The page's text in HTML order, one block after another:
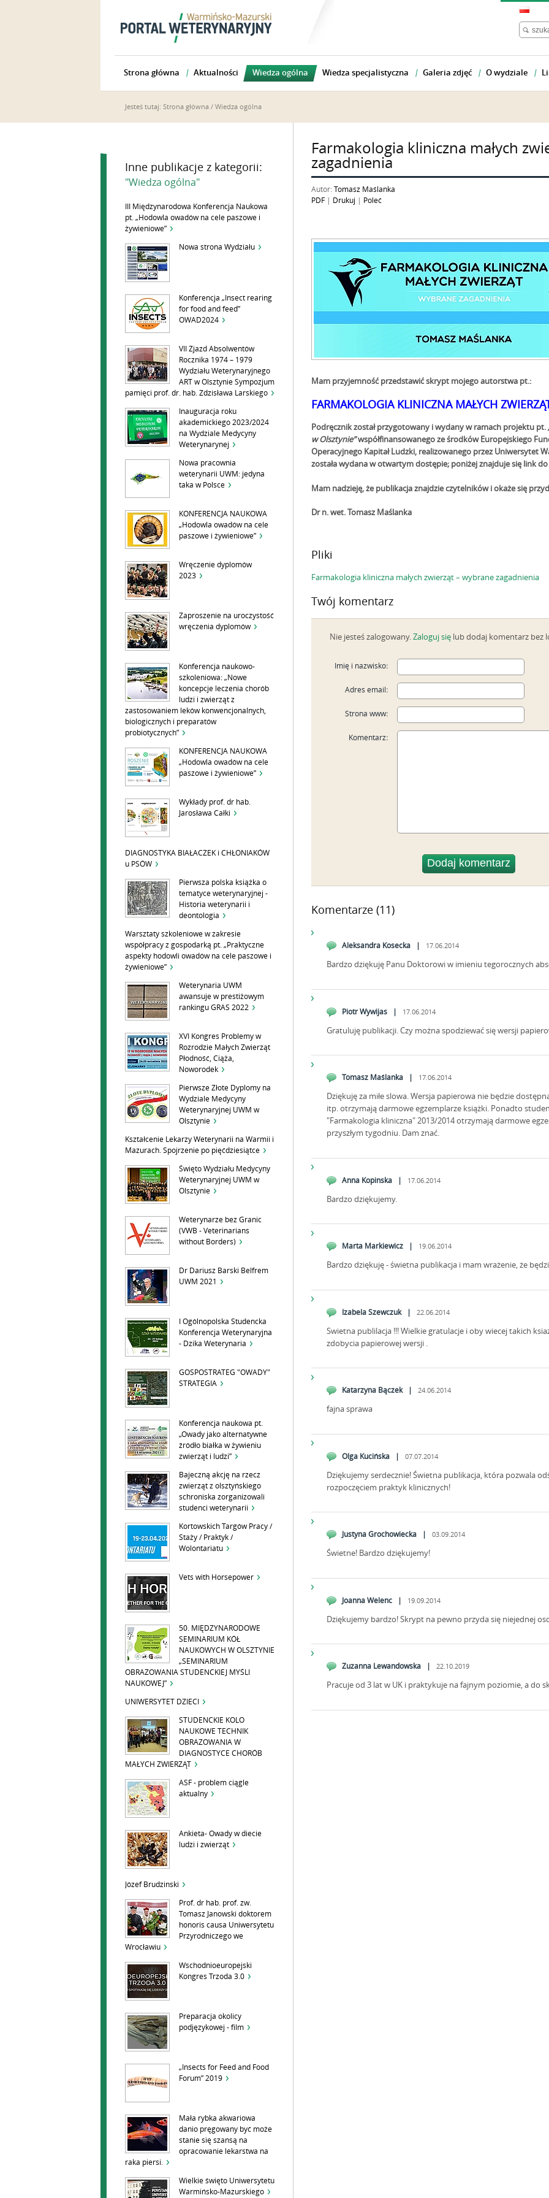
Strona główna Aktualności Wiedza ogólna Wiedza specjalistyczna Galeria zdjęć O wydziale
Jesteś tutaj: Strona główna / Wiedza ogólna
Inne publikacje z kategorii:
"Wiedza ogólna"
III Międzynarodowa Konferencja Naukowa
pt. „Hodowla owadów na cele paszowe i
żywieniowe”
Nowa strona Wydziału
Konferencja „Insect rearing
for food and feed”
OWAD2024
VII Zjazd Absolwentów
Rocznika 1974 – 1979
Wydziału Weterynaryjnego
ART w Olsztynie Sympozjum
pamięci prof. dr. hab. Zdzisława Larskiego
Inauguracja roku
akademickiego 2023/2024
na Wydziale Medycyny
Weterynarynej
Nowa pracownia
weterynarii UWM: jedyna
taka w Polsce
KONFERENCJA NAUKOWA
„Hodowla owadów na cele
paszowe i żywieniowe”
Wręczenie dyplomów
2023
Zaproszenie na uroczystość
wręczenia dyplomów
Konferencja naukowo-
szkoleniowa: „Nowe
koncepcje leczenia chorób
ludzi i zwierząt z
zastosowaniem leków konwencjonalnych,
biologicznych i preparatów
probiotycznych”
KONFERENCJA NAUKOWA
„Hodowla owadów na cele
paszowe i żywieniowe”
Wykłady prof. dr hab.
Jarosława Całki
DIAGNOSTYKA BIAŁACZEK i CHŁONIAKÓW
u PSÓW
Pierwsza polska książka o
tematyce weterynaryjnej -
Historia weterynarii i
deontologia
Warsztaty szkoleniowe w zakresie
współpracy z gospodarką pt. „Praktyczne
aspekty hodowli owadów na cele paszowe i
żywieniowe”
Weterynaria UWM
awansuje w prestiżowym
rankingu GRAS 2022
XVI Kongres Problemy w
Rozrodzie Małych Zwierząt
Płodność, Ciąża,
Noworodek
Pierwsze Złote Dyplomy na
Wydziale Medycyny
Weterynaryjnej UWM w
Olsztynie
Kształcenie Lekarzy Weterynarii na Warmii i
Mazurach. Spojrzenie po pięćdziesiątce
Święto Wydziału Medycyny
Weterynaryjnej UWM w
Olsztynie
Weterynarze bez Granic
(VWB - Veterinarians
without Borders)
Dr Dariusz Barski Belfrem
UWM 2021
I Ogólnopolska Studencka
Konferencja Weterynaryjna
- Dzika Weterynaria
GOSPOSTRATEG "OWADY"
STRATEGIA
Konferencja naukowa pt.
„Owady jako alternatywne
źródło białka w żywieniu
zwierząt i ludzi”
Bajeczną akcję na rzecz
zwierząt z olsztyńskiego
schroniska zorganizowali
studenci weterynarii
Kortowskich Targów Pracy /
Staży / Praktyk /
Wolontariatu
Vets with Horsepower
50. MIĘDZYNARODOWE
SEMINARIUM KÓŁ
NAUKOWYCH W OLSZTYNIE
„SEMINARIUM
OBRAZOWANIA STUDENCKIEJ MYŚLI
NAUKOWEJ”
UNIWERSYTET DZIECI
STUDENCKIE KOLO
NAUKOWE TECHNIK
OBRAZOWANIA W
DIAGNOSTYCE CHORÓB
MAŁYCH ZWIERZĄT
ASF - problem ciągle
aktualny
Ankieta- Owady w diecie
ludzi i zwierząt
Józef Brudzinski
Prof. dr hab. prof. zw.
Tomasz Janowski doktorem
honoris causa Uniwersytetu
Przyrodniczego we
Wrocławiu
Wschodnioeuropejski
Kongres Trzoda 3.0
Preparacja okolicy
podjęzykowej - film
„Insects for Feed and Food
Forum” 2019
Mała rybka akwariowa
danio pręgowany być może
stanie się szansą na
opracowanie lekarstwa na
raka piersi.
Wielkie święto Uniwersytetu
Warmińsko-Mazurskiego
Farmakologia kliniczna małych
zagadnienia
Autor: Tomasz Maślanka
PDF
Drukuj Poleć
Mam przyjemność przedstawić skrypt mojego autorstwa pt.:
FARMAKOLOGIA KLINICZNA MAŁYCH
Podręcznik został przygotowany i wydany w ramach projektu pt.
w Olsztynie”współfinansowanego ze środków Europejskiego
Operacyjnego Kapitał Ludzki, realizowanego przez Uniwersytet
została wydana w otwartym dostępie; poniżej znajduje się link
Mam nadzieję, że publikacja znajdzie czytelników i okaże się
Dr n. wet. Tomasz Maślanka
Pliki
Farmakologia kliniczna małych zwierząt – wybrane zagadnienia
Twój komentarz
Nie jesteś zalogowany. Zaloguj się lub dodaj komentarz bez
Imię i nazwisko:
Adres email :
Strona www:
Komentarz:
Komentarze (11)
Aleksandra Kosecka | 17.06.2014
Bardzo dziękuję Panu Doktorowi w imieniu tegorocznych
Piotr Wywijas | 17.06.2014
Gratuluję publikacji. Czy można spodziewać się wersji
Tomasz Maślanka | 17.06.2014
Dziękuję za miłe slowa. Wersja papierowa nie będzie
itp. otrzymają darmowe egzemplarze książki. Ponadto
"Farmakologia kliniczna" 2013/2014 otrzymają darmowe
przyszłym tygodniu. Dam znać.
Anna Kopinska | 17.06.2014
Bardzo dziękujemy.
Marta Markiewicz | 19.06.2014
Bardzo dziękuję - świetna publikacja i mam wrażenie, że
Izabela Szewczuk | 22.06.2014
Swietna publilacja !!! Wielkie gratulacje i oby wiecej takich
zdobycia papierowej wersji .
Katarzyna Bączek | 24.06.2014
fajna sprawa
Olga Kucińska | 07.07.2014
Dziękujemy serdecznie! Świetna publikacja, która pozwala
rozpoczęciem praktyk klinicznych!
Justyna Grochowiecka | 03.09.2014
Świetne! Bardzo dziękujemy!
Joanna Welenc | 19.09.2014
Dziękujemy bardzo! Skrypt na pewno przyda się niejednej
Zuzanna Lewandowska | 22.10.2019
Pracuje od 3 lat w UK i praktykuje na fajnym poziomie, a do